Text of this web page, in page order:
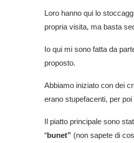
Loro hanno qui lo
propria visita, ma basta
Io qui mi sono fatta da
proposto.
Abbiamo iniziato con dei
erano stupefacenti, per
Il piatto principale sono
“bunet” (non sapete di